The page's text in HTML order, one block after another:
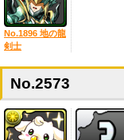
No.1896 地の龍
剣士
No.2573